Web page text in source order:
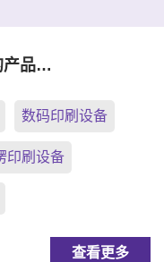
产品…
数码印刷设备
印刷设备
查看更多